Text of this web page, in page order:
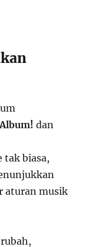
dan
tak biasa,
aturan musik